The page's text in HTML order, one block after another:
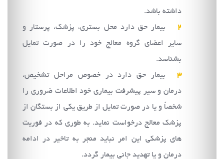
داشته باشد.
بيمار حق دارد محل بستري، پزشك، پرستار و
ساير اعضاي گروه معالج خود را در صورت تمايل
بشناسد.
بيمار حق دارد در خصوص مراحل تشخيص،
درمان و سير پيشرفت بيماري خود اطلاعات ضروري را
شخصاً و يا در صورت تمايل از طريق يكي از بستگان از
پزشك معالج درخواست نمايد. به طوري كه در فوريت
هاي پزشكي اين امر نبايد منجر به تاخير در ادامه
درمان و يا تهديد جاني بيمار گردد.